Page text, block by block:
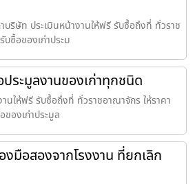
บริษัท ประเมินหน้างานให้ฟรี รับซื้อถึงที่ ทั่วราช
ซื้อของเก่าประม
ระมูลงานของเก่าทุกชนิด
นให้ฟรี รับซื้อถึงที่ ทั่วราชอาณาจักร ให้ราคา
องเก่าประมูล
มือสองจากโรงงาน ที่ยกเลิก